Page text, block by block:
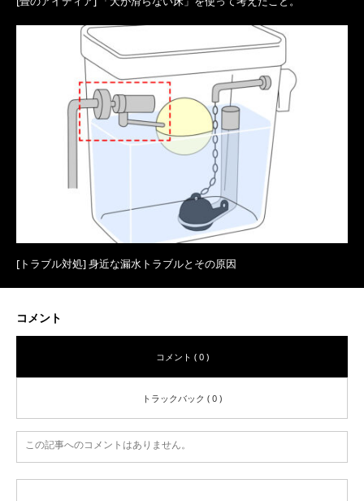
[トラブル対処] 身近な漏水トラブルとその原因
コメント
コメント ( 0 )
トラックバック ( 0 )
この記事へのコメントはありません。